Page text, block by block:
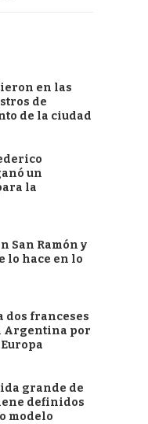
en las
de
de la ciudad
un
la
San Ramón y
lo hace en lo
dos franceses
Argentina por
grande de
definidos
modelo